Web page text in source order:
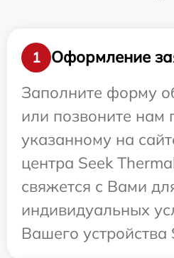
1
Оформление
Заполните форму
или позвоните нам
указанному на
центра Seek
свяжется с Вами
индивидуальных
Вашего устройства